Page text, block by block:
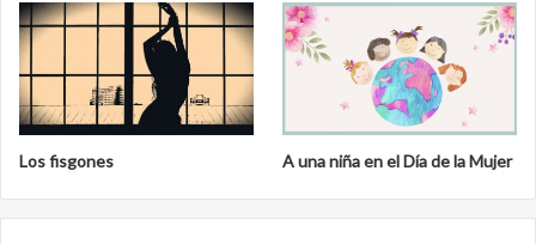
Los fisgones A una niña en el Día de la Mujer